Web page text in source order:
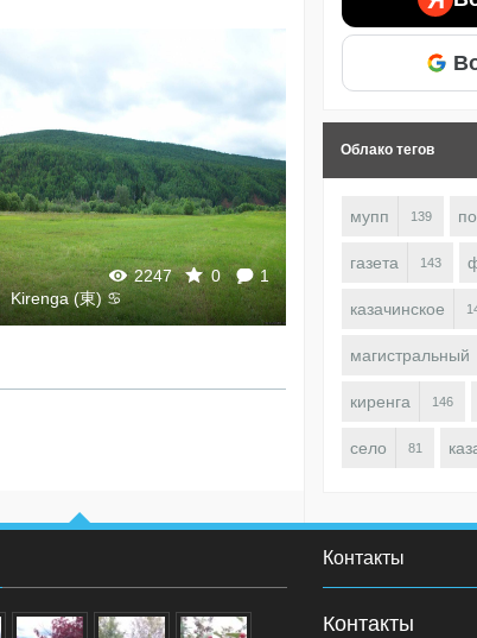
2247 0
1
Kirenga (東) ♋
2156
Облако тегов
мупп 139
газета 143
казачинское
магистральный
киренга 146
село 81
Контакты
Контакты